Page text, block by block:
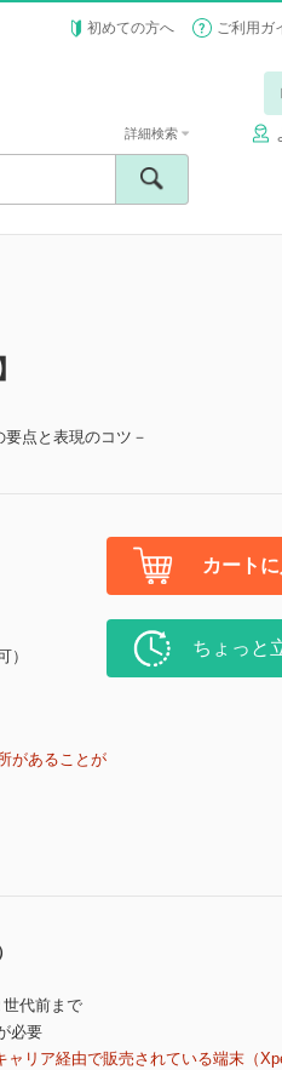
初めての方へ ご利用ガ
詳細検索
点と表現のコツ－
）
があることが
カート
ちょっと
代前まで
必要
リア経由で販売されている端末（